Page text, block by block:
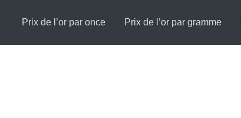
Prix de l’or par once Prix de l’or par gramme